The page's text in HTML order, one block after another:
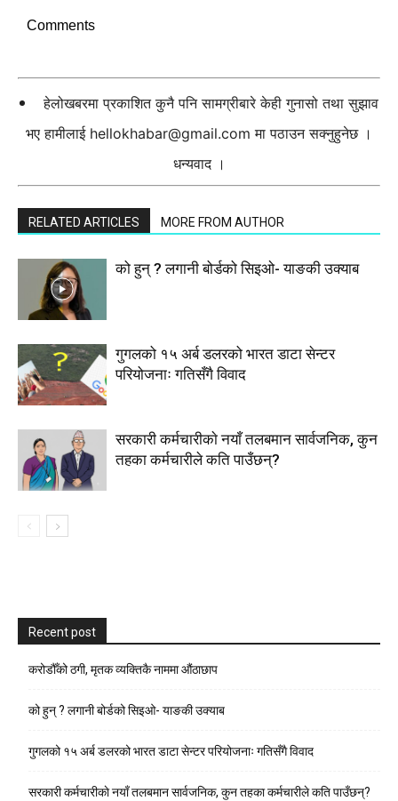
Comments
हेलोखबरमा प्रकाशित कुनै पनि सामग्रीबारे केही गुनासो तथा सुझाव
भए हामीलाई hellokhabar@gmail.com मा पठाउन सक्नुहुनेछ ।
धन्यवाद ।
RELATED ARTICLES MORE FROM AUTHOR
को हुन् ? लगानी बोर्डको सिइओ- याङकी उक्याब
गुगलको १५ अर्ब डलरको भारत डाटा सेन्टर
परियोजनाः गतिसँगै विवाद
सरकारी कर्मचारीकाे नयाँ तलबमान सार्वजनिक, कुन
तहका कर्मचारीले कति पाउँछन्?
Recent post
करोडौँको ठगी, मृतक व्यक्तिकै नाममा औंठाछाप
को हुन् ? लगानी बोर्डको सिइओ- याङकी उक्याब
गुगलको १५ अर्ब डलरको भारत डाटा सेन्टर परियोजनाः गतिसँगै विवाद
सरकारी कर्मचारीकाे नयाँ तलबमान सार्वजनिक, कुन तहका कर्मचारीले कति पाउँछन्?